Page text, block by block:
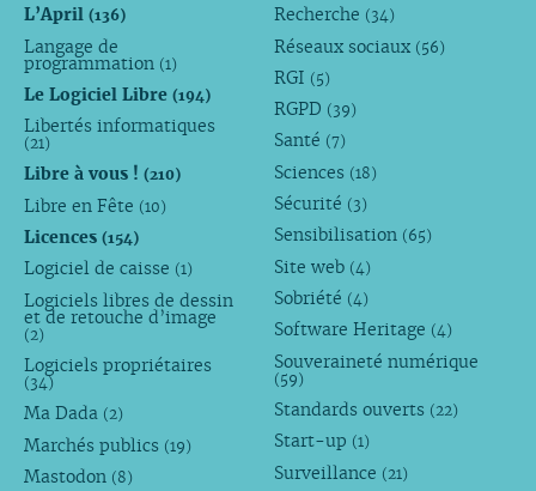
L’April (136)
Langage de
programmation (1)
Le Logiciel Libre (194)
Libertés informatiques
(21)
Libre à vous ! (210)
Libre en Fête (10)
Licences (154)
Logiciel de caisse (1)
Logiciels libres de dessin
et de retouche d’image
(2)
Logiciels propriétaires
(34)
Ma Dada (2)
Marchés publics (19)
Mastodon (8)
Recherche (34)
Réseaux sociaux (56)
RGI (5)
RGPD (39)
Santé (7)
Sciences (18)
Sécurité (3)
Sensibilisation (65)
Site web (4)
Sobriété (4)
Software Heritage (4)
Souveraineté numérique
(59)
Standards ouverts (22)
Start-up (1)
Surveillance (21)